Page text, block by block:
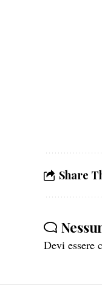
Share
Devi essere